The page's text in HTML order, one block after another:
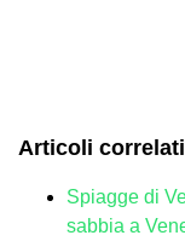
Articoli correlati
Spiagge di
sabbia a